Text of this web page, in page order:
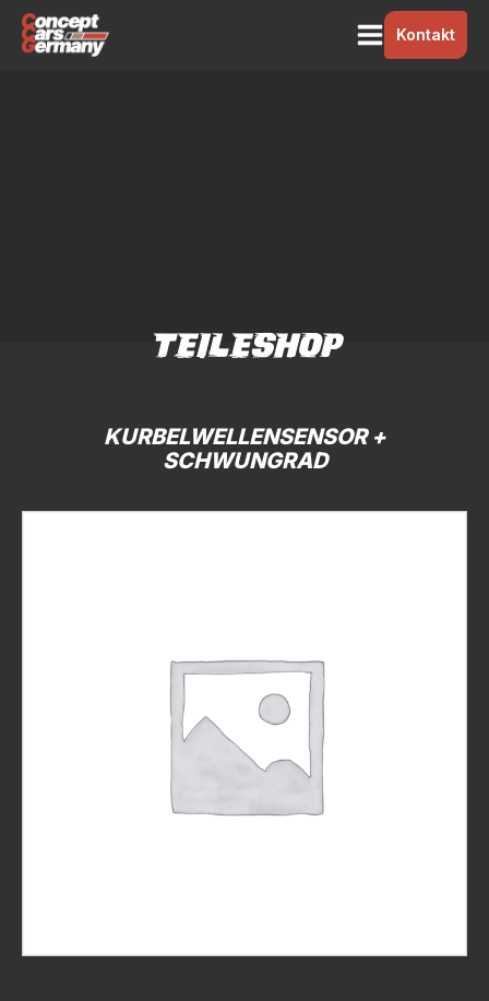
Kontakt
TEILESHOP
KURBELWELLENSENSOR +
SCHWUNGRAD